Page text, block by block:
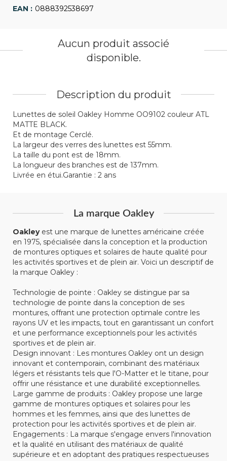
0888392538697
Description du produit
Lunettes de soleil Oakley Homme OO9102 couleur ATL
MATTE BLACK.
Et de montage Cerclé.
La largeur des verres des lunettes est 55mm.
La taille du pont est de 18mm.
La longueur des branches est de 137mm.
Livrée en étui.Garantie : 2 ans
La marque Oakley
Oakleyest une marque de lunettes américaine créée
en 1975, spécialisée dans la conception et la production
de montures optiques et solaires de haute qualité pour
les activités sportives et de plein air. Voici un descriptif de
la marque Oakley :
Technologie de pointe : Oakley se distingue par sa
technologie de pointe dans la conception de ses
montures, offrant une protection optimale contre les
rayons UV et les impacts, tout en garantissant un confort
et une performance exceptionnels pour les activités
sportives et de plein air.
Design innovant : Les montures Oakley ont un design
innovant et contemporain, combinant des matériaux
légers et résistants tels que l'O-Matter et le titane, pour
offrir une résistance et une durabilité exceptionnelles.
Large gamme de produits : Oakley propose une large
gamme de montures optiques et solaires pour les
hommes et les femmes, ainsi que des lunettes de
protection pour les activités sportives et de plein air.
Engagements : La marque s'engage envers l'innovation
et la qualité en utilisant des matériaux de qualité
supérieure et en adoptant des pratiques respectueuses
Aucun produit associé
disponible.